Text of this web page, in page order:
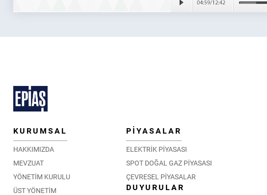
KURUMSAL
HAKKIMIZDA
MEVZUAT
YÖNETİM KURULU
ÜST YÖNETİM
PİYASALAR
ELEKTRİK PİYASASI
SPOT DOĞAL GAZ PİYASASI
ÇEVRESEL PİYASALAR
DUYURULAR